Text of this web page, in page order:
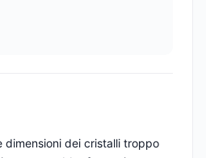
dimensioni dei cristalli troppo